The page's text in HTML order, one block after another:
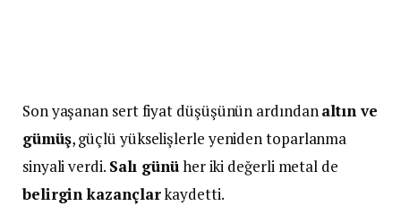
Son yaşanan sert fiyat düşüşünün ardındanaltın ve
gümüş, güçlü yükselişlerle yeniden toparlanma
sinyali verdi. Salı günüher iki değerli metal de
belirgin kazançlarkaydetti.